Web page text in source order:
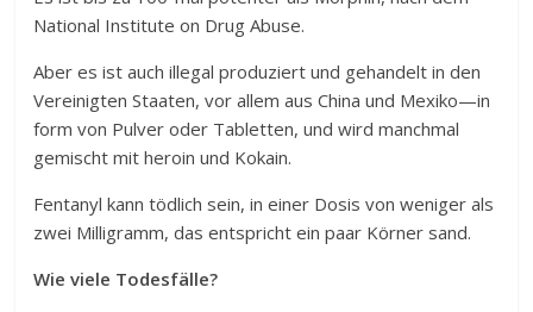
National Institute on Drug Abuse.
Aber es ist auch illegal produziert und gehandelt in den
Vereinigten Staaten, vor allem aus China und Mexiko—in
form von Pulver oder Tabletten, und wird manchmal
gemischt mit heroin und Kokain.
Fentanyl kann tödlich sein, in einer Dosis von weniger als
zwei Milligramm, das entspricht ein paar Körner sand.
Wie viele Todesfälle?